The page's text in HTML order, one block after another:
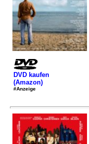
DVD kaufen
(Amazon)
#Anzeige